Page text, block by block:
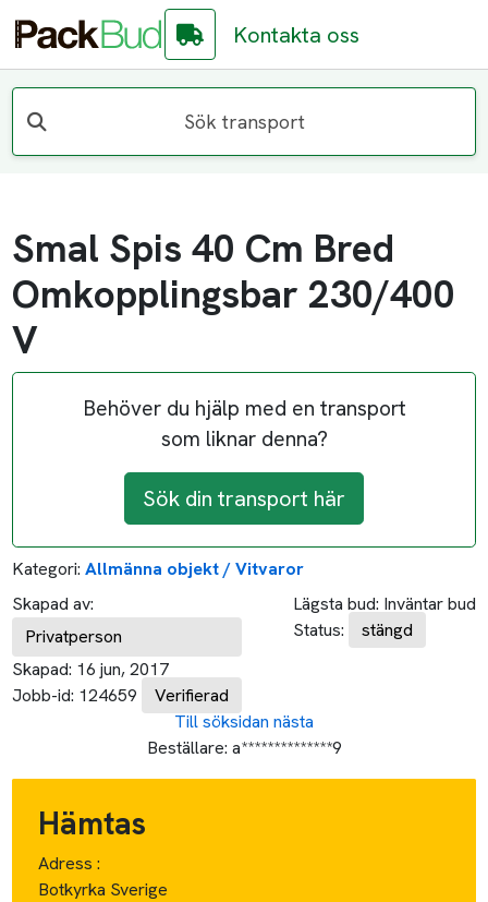
Kontakta oss
Sök transport
Smal Spis 40 Cm Bred
Omkopplingsbar 230/400
V
Behöver du hjälp med en transport
som liknar denna?
Sök din transport här
Kategori: Allmänna objekt / Vitvaror
Skapad av:
Privatperson
Skapad: 16 jun, 2017
Jobb-id: 124659 Verifierad
Lägsta bud: Inväntar bud
Status:
stängd
Till söksidan nästa
Beställare: a**************9
Hämtas
Adress :
Botkyrka Sverige